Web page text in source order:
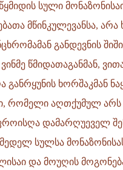
სული
მწინკულევანსა,
განდევნის
წმიდათაგანმან,
განრყუნის ხორშაკმან
რომელი აღთქუმულ
დამარღუეველ
სულსა
და მოუღის